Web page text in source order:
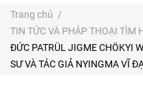
Trang chủ /
TIN TỨC VÀ PHÁP THOẠI TÌM
ĐỨC PATRÜL JIGME CHÖKYI
SƯ VÀ TÁC GIẢ NYINGMA VĨ